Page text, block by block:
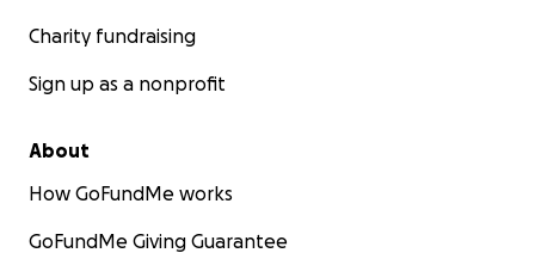
Charity fundraising
Sign up as a nonprofit
About
How GoFundMe works
GoFundMe Giving Guarantee